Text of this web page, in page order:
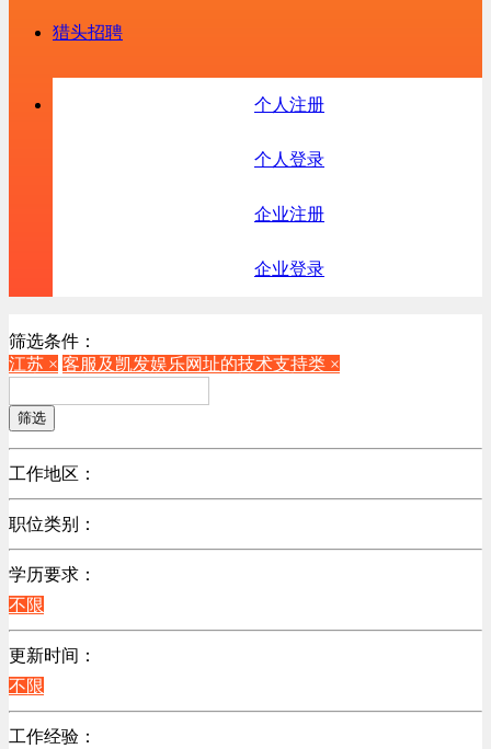
猎头招聘
个人注册
个人登录
企业注册
企业登录
筛选条件：
江苏 × 客服及凯发娱乐网址的技术支持类 ×
筛选
工作地区：
不限
北京
广东
江苏
陕西
浙江
辽宁
上海
职位类别：
不限
机械制造/仪器仪表类
计算机硬件类
销售管理类
计算机软件类
贸易/物流/仓储/采购类
客服及凯发娱乐网址的技术支持类
学历要求：
不限
更新时间：
不限
工作经验：